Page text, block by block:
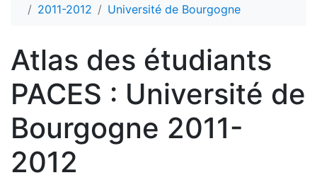
2011-2012
Université de Bourgogne
Atlas des étudiants
PACES : Université de
Bourgogne 2011-
2012